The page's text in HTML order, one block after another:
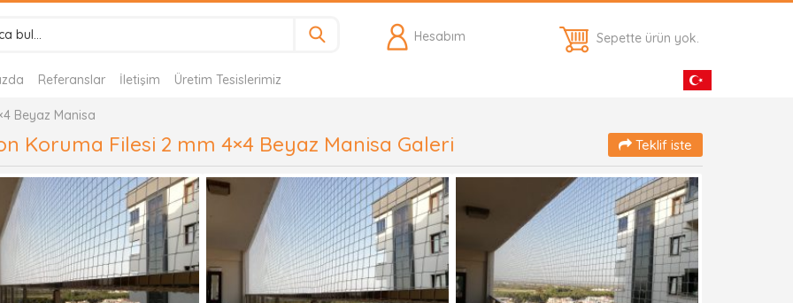
Referanslar İletişim Üretim Tesislerimiz
Hesabım Sepette ürün yok.
Beyaz Manisa
Koruma Filesi 2 mm 4×4 Beyaz Manisa Galeri Teklif iste